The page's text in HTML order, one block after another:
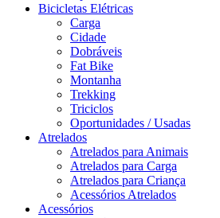
Bicicletas Elétricas
Carga
Cidade
Dobráveis
Fat Bike
Montanha
Trekking
Triciclos
Oportunidades / Usadas
Atrelados
Atrelados para Animais
Atrelados para Carga
Atrelados para Criança
Acessórios Atrelados
Acessórios